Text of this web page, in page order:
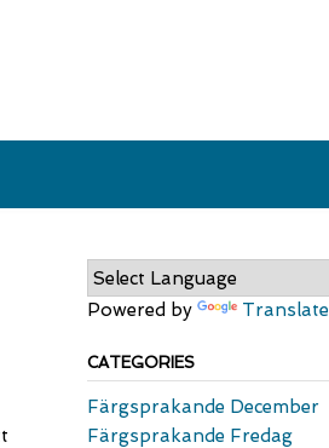
Powered by Translate
CATEGORIES
Färgsprakande December
Färgsprakande Fredag